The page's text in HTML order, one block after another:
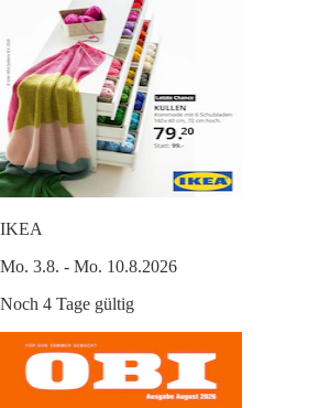
IKEA
Mo. 3.8. - Mo. 10.8.2026
Noch 4 Tage gültig